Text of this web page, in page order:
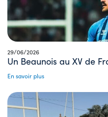
29/06/2026
Un Beaunois au XV de
En savoir plus